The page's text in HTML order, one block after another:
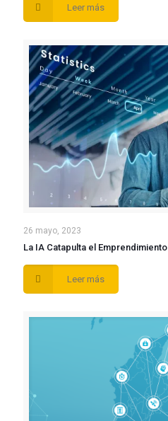
Leer más
26 mayo, 2023
La IA Catapulta el Emprendimiento
Leer más